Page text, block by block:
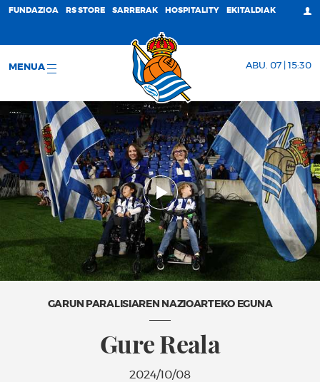
FUNDAZIOA RS STORE SARRERAK HOSPITALITY EKITALDIAK
MENUA ABU. 07 | 15:30
GARUN PARALISIAREN NAZIOARTEKO EGUNA
Gure Reala
2024/10/08